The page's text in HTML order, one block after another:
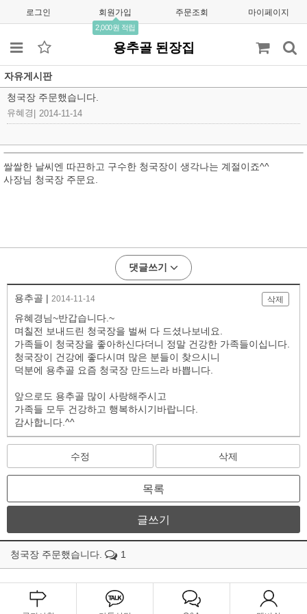
로그인 회원가입
2,000원 적립
주문조회 마이페이지
용추골 된장집
자유게시판
청국장 주문했습니다.
유혜경 2014-11-14
쌀쌀한 날씨엔 따끈하고 구수한 청국장이 생각나는 계절이죠^^
사장님 청국장 주문요.
댓글쓰기
용추골 | 2014-11-14 삭제
유혜경님~반갑습니다.~
며칠전 보내드린 청국장을 벌써 다 드셨나보네요.
가족들이 청국장을 좋아하신다더니 정말 건강한 가족들이십니다.
청국장이 건강에 좋다시며 많은 분들이 찾으시니
덕분에 용추골 요즘 청국장 만드느라 바쁩니다.
앞으로도 용추골 많이 사랑해주시고
가족들 모두 건강하고 행복하시기바랍니다.
감사합니다.^^
수정 삭제
목록
글쓰기
청국장 주문했습니다. 1